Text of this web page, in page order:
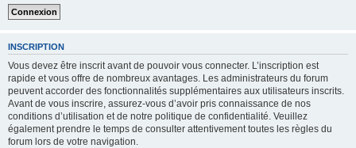
INSCRIPTION
Vous devez être inscrit avant de pouvoir vous connecter. L’inscription est
rapide et vous offre de nombreux avantages. Les administrateurs du forum
peuvent accorder des fonctionnalités supplémentaires aux utilisateurs inscrits.
Avant de vous inscrire, assurez-vous d’avoir pris connaissance de nos
conditions d’utilisation et de notre politique de confidentialité. Veuillez
également prendre le temps de consulter attentivement toutes les règles du
forum lors de votre navigation.